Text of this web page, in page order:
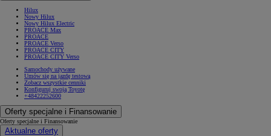
Hilux
Nowy Hilux
Nowy Hilux Electric
PROACE Max
PROACE
PROACE Verso
PROACE CITY
PROACE CITY Verso
Samochody używane
Umów się na jazdę testową
Zobacz wszystkie cenniki
Konfiguruj swoją Toyotę
+48422252600
Oferty specjalne i Finansowanie
Oferty specjalne i Finansowanie
Aktualne oferty